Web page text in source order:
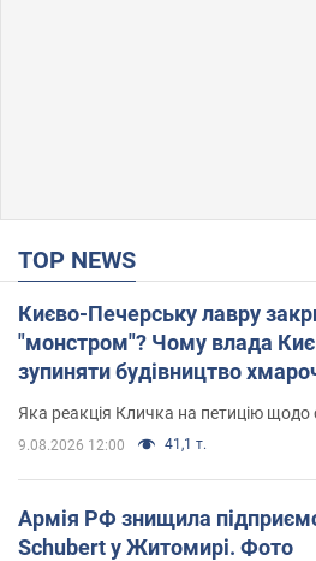
TOP NEWS
Києво-Печерську лавру
"монстром"? Чому влада
зупиняти будівництво
вірянина"
Яка реакція Кличка на петицію щодо
9.08.2026 12:00 41,1 т.
Армія РФ знищила
Schubert у Житомирі. Фото